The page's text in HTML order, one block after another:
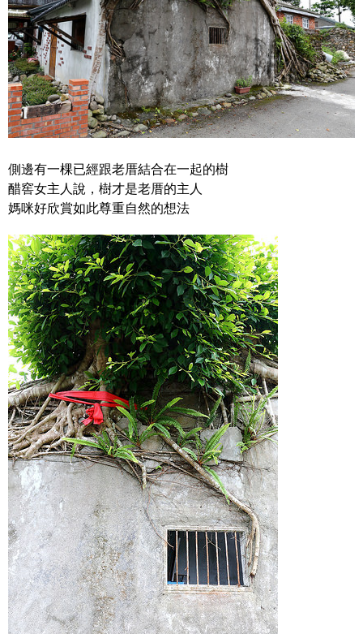
側邊有一棵已經跟老厝結合在一起的樹
醋窖女主人說，樹才是老厝的主人
媽咪好欣賞如此尊重自然的想法